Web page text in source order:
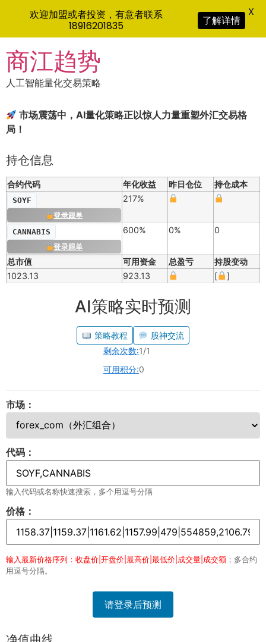
to
content
商江趋势
人工智能量化交易策略
市场震荡中，AI量化策略正以惊人力量重塑外汇交易格
局！
持仓信息
合约代码 年化收益 昨日仓位 持仓成本
SOYF
登录跟单
217%
CANNABIS
登录跟单
600% 0% 0
总市值 可用资金 总盈亏
持股变动
1023.13
923.13 [ ]
AI策略实时预测
策略教程
股神交流
剩余次数:1/1
可用积分:0
市场：
代码：
输入代码或名称快速搜索，多个用逗号分隔
价格：
输入最新价格序列：收盘价|开盘价|最高价|最低价|成交量|成交额 ；多合约
用逗号分隔。
请登录后预测
欢迎加盟或者投资，有意者联系
18916201835
了解详情
X